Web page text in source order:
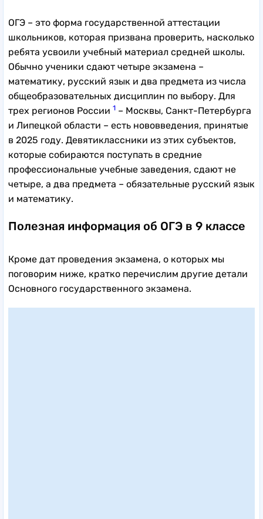
ОГЭ – это форма государственной аттестации
школьников, которая призвана проверить, насколько
ребята усвоили учебный материал средней школы.
Обычно ученики сдают четыре экзамена –
математику, русский язык и два предмета из числа
общеобразовательных дисциплин по выбору. Для
трех регионов России 1 – Москвы, Санкт-Петербурга
и Липецкой области – есть нововведения, принятые
в 2025 году. Девятиклассники из этих субъектов,
которые собираются поступать в средние
профессиональные учебные заведения, сдают не
четыре, а два предмета – обязательные русский язык
и математику.
Полезная информация об ОГЭ в 9 классе
Кроме дат проведения экзамена, о которых мы
поговорим ниже, кратко перечислим другие детали
Основного государственного экзамена.